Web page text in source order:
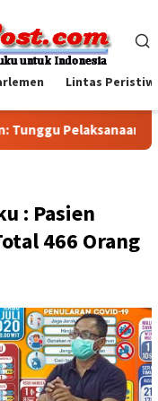
Lintas
Pelaksanaan Amdal
: Pasien
466 Orang